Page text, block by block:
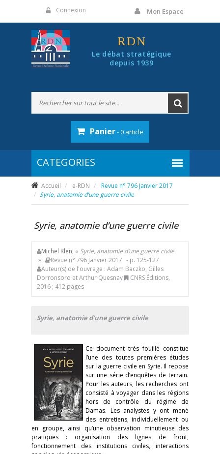
Connexion Mon Espace
RDN
Le débat stratégique
depuis 1939
Panier- 0 article
Accueil e-RDN
Revue n° 796 Janvier 2017
Syrie, anatomie d’une guerre civile
Syrie, anatomie d’une guerre civile
Michel Klen, « Syrie, anatomie d’une guerre civile
»
Revue n° 796 Janvier 2017 - p. 125-127
Auteur(s) de l'ouvrage : Adam Baczko, Gilles
Dorronsoro et Arthur Quesnay
CNRS Éditions,
2016 ; 412 pages
Syrie, anatomie d’une guerre civile
Ce document très fouillé constitue
l’une des toutes premières études
sur la guerre civile en Syrie. Il repose
sur une série d’enquêtes de terrain.
Pour les auteurs, les recherches ont
consisté à voyager dans les régions
hors de contrôle du régime de
Damas. Les analystes y ont mené
des entretiens, individuellement ou
en groupe, ainsi qu’une observation minutieuse des
pratiques : organisation des lignes de front,
fonctionnement des institutions civiles, interactions